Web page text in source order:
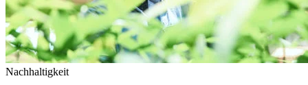
Nachhaltigkeit